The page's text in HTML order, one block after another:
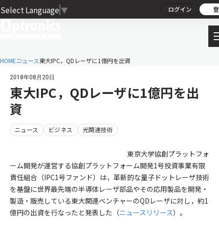
Select Language ▼ ログイン
HOMEニュース東大IPC，QDレーザに1億円を出資
2018年08月20日
東大IPC，QDレーザに1億円を出
資
ニュース ビジネス 光関連技術
東京大学協創プラットフォ
ーム開発が運営する協創プラットフォーム開発1号投資事業有限
責任組合（IPC1号ファンド）は，革新的な量子ドットレーザ技術
を基盤に世界最先端の半導体レーザ部品やその応用製品を開発・
製造・販売している東大関連ベンチャーのQDレーザに対し，約1
億円の出資を行なったと発表した（ニュースリリース）。